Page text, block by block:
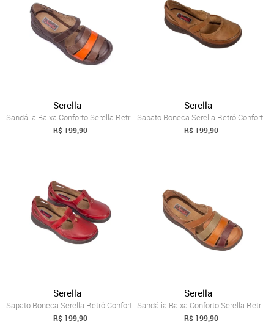
Serella
Sandália Baixa Conforto Serella Retrô 70...
R$ 199,90
Serella
Sapato Boneca Serella Retrô Conforto Cou...
R$ 199,90
Serella
Sapato Boneca Serella Retrô Conforto Cou...
R$ 199,90
Serella
Sandália Baixa Conforto Serella Retrô 70...
R$ 199,90